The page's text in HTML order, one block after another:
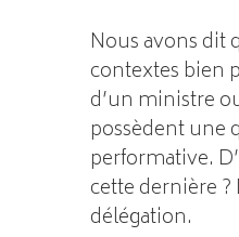
Nous avons dit
contextes bien
d’un ministre
possèdent une
performative.
cette dernière ?
délégation.